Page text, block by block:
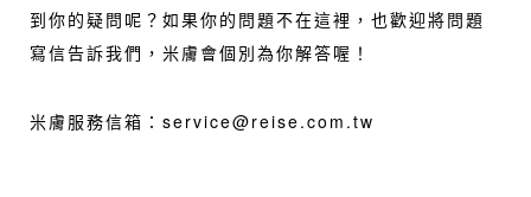
到你的疑問呢？如果你的問題不在這裡，也歡迎將問題
寫信告訴我們，米膚會個別為你解答喔！
米膚服務信箱：service@reise.com.tw